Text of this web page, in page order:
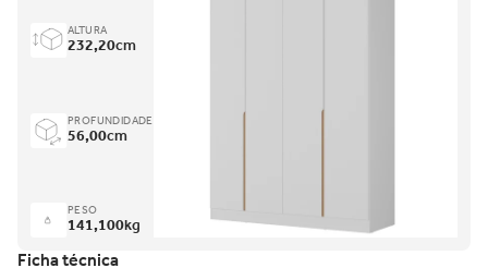
ALTURA
232,20cm
PROFUNDIDADE
56,00cm
PESO
141,100kg
Ficha técnica